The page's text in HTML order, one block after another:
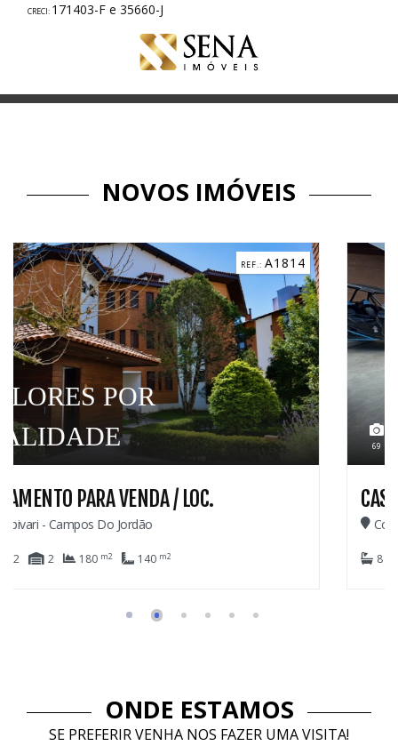
171403-F e 35660-J
NOVOS IMÓVEIS
A1814
CASA PARA VENDA
Colinas De Capivari - Campos Do Jordão
8 m2
ONDE ESTAMOS
SE PREFERIR VENHA NOS FAZER UMA VISITA!